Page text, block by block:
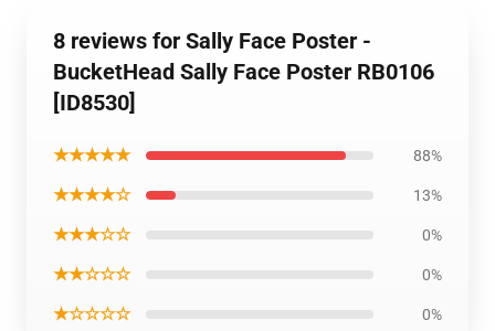
8 reviews for Sally Face Poster -
BucketHead Sally Face Poster RB0106
[ID8530]
★★★★★ 88%
★★★★☆ 13%
★★★☆☆ 0%
★★☆☆☆ 0%
★☆☆☆☆ 0%